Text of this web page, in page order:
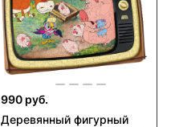
990 руб.
Деревянный фигурный